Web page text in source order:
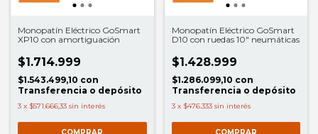
Monopatín Eléctrico GoSmart
XP10 con amortiguación
$1.714.999
$1.543.499,10 con
Transferencia o depósito
3 x $571.666,33 sin interés
Monopatín Eléctrico GoSmart
D10 con ruedas 10″ neumáticas
$1.428.999
$1.286.099,10 con
Transferencia o depósito
3 x $476.333 sin interés